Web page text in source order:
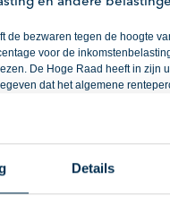
Details
de bezwaren tegen de hoogte
voor de
De Hoge Raad heeft in zijn
dat het algemene
van de Belastingdienst
geen individuele
waarin staat dat dit uitstel